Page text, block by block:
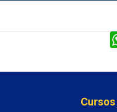
Cursos